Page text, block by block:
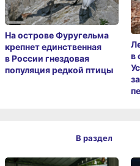
На острове Фуругельма
крепнет единственная
в России гнездовая
популяция редкой птицы
в
В раздел